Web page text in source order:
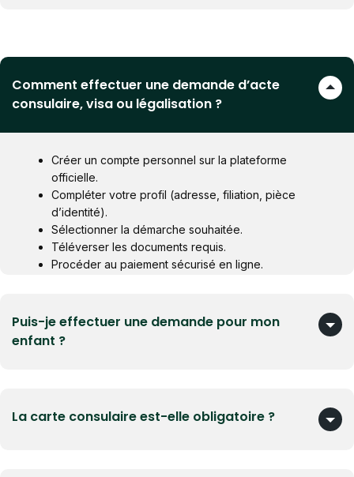
Comment effectuer une demande d’acte
consulaire, visa ou légalisation ?
Créer un compte personnel sur la plateforme
officielle.
Compléter votre profil (adresse, filiation, pièce
d’identité).
Sélectionner la démarche souhaitée.
Téléverser les documents requis.
Procéder au paiement sécurisé en ligne.
Puis-je effectuer une demande pour mon
enfant ?
personnel.
La carte consulaire est-elle obligatoire ?